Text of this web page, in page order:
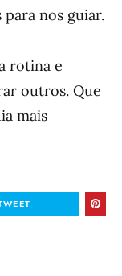
nos guiar.
rotina e
outros. Que
mais